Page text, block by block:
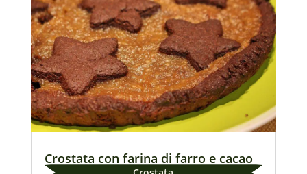
Crostata con farina di farro e cacao